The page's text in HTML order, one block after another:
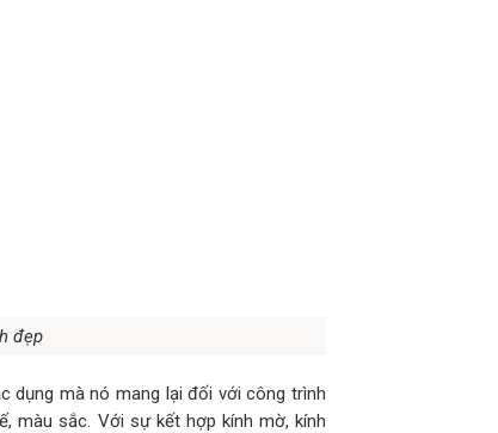
đẹp
dụng mà nó mang lại đối với công trình
màu sắc. Với sự kết hợp kính mờ, kính